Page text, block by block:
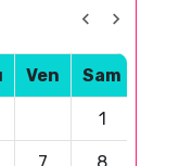
Ven Sam
1